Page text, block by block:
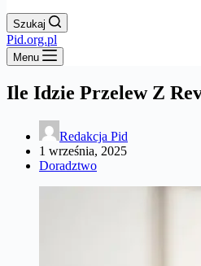
Szukaj
Pid.org.pl
Menu
Ile Idzie Przelew Z
Redakcja Pid
1 września, 2025
Doradztwo